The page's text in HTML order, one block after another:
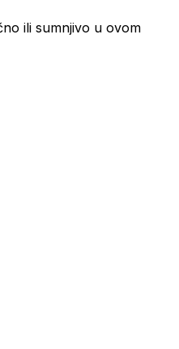
ili sumnjivo u ovom